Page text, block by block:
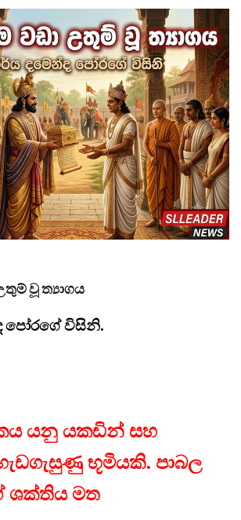
වූ ත්‍යාගය
පෝරගේ විසිනි.
යනු යකඩින් සහ
භූමියකි. පාබල
ශක්තිය මත